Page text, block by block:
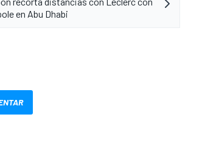
en Abu Dhabi